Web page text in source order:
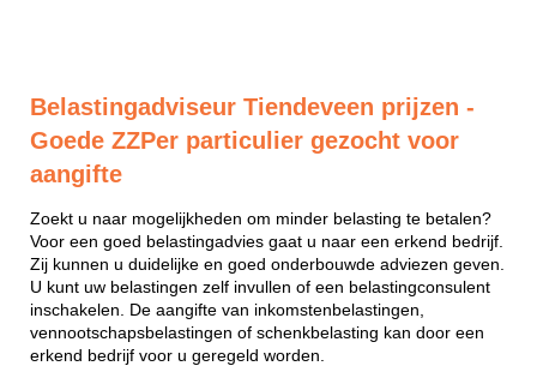
Belastingadviseur Tiendeveen prijzen -
Goede ZZPer particulier gezocht voor
aangifte
Zoekt u naar mogelijkheden om minder belasting te betalen?
Voor een goed belastingadvies gaat u naar een erkend bedrijf.
Zij kunnen u duidelijke en goed onderbouwde adviezen geven.
U kunt uw belastingen zelf invullen of een belastingconsulent
inschakelen. De aangifte van inkomstenbelastingen,
vennootschapsbelastingen of schenkbelasting kan door een
erkend bedrijf voor u geregeld worden.